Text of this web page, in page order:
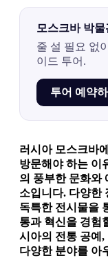
모스크바 박
줄 설 필요 없
이드 투어.
투어 예약
러시아 모스크바
방문해야 하는 이
의 풍부한 문화와
소입니다. 다양한
독특한 전시물을
통과 혁신을 경험
시아의 전통 공예,
다양한 분야를 아